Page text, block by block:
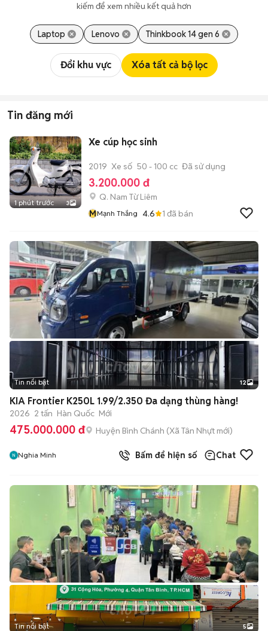
kiếm để xem nhiều kết quả hơn
Laptop Lenovo Thinkbook 14 gen 6
Đổi khu vực Xóa tất cả bộ lọc
Tin đăng mới
1 phút trước 3
Xe cúp học sinh
2019 Xe số 50 - 100 cc Đã sử dụng
3.200.000 đ
Q. Nam Từ Liêm
MMạnh Thắng 4.6 1 đã bán
+2
Tin nổi bật 12
KIA Frontier K250L 1.99/2.350 Đa dạng thùng hàng!
2026 2 tấn Hàn Quốc Mới
475.000.000 đ Huyện Bình Chánh (Xã Tân Nhựt mới)
Nghia Minh Bấm để hiện số Chat
Tin nổi bật 5